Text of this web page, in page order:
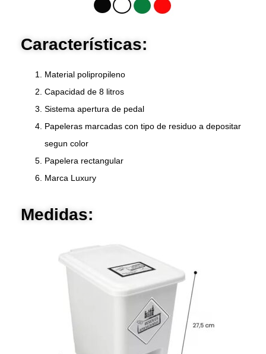
Características:
Material polipropileno
Capacidad de 8 litros
Sistema apertura de pedal
Papeleras marcadas con tipo de residuo a depositar
segun color
Papelera rectangular
Marca Luxury
Medidas: